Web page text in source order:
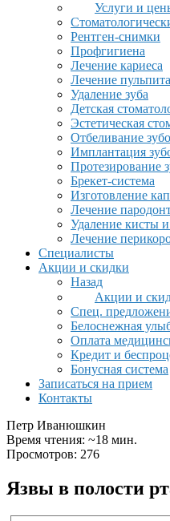
Услуги и
Рентген-снимки
Профгигиена
Лечение кариеса
Лечение
Удаление зуба
Детская
Эстетическая
Отбеливание
Имплантация
Протезирование
Брекет-система
Изготовление
Лечение
Удаление кисты
Лечение
Специалисты
Акции и скидки
Назад
Акции и
Спец.
Белоснежная
Оплата
Кредит и
Бонусная система
Записаться на прием
Контакты
Петр Иванюшкин
Время чтения: ~18 мин.
Просмотров: 276
Язвы в полости